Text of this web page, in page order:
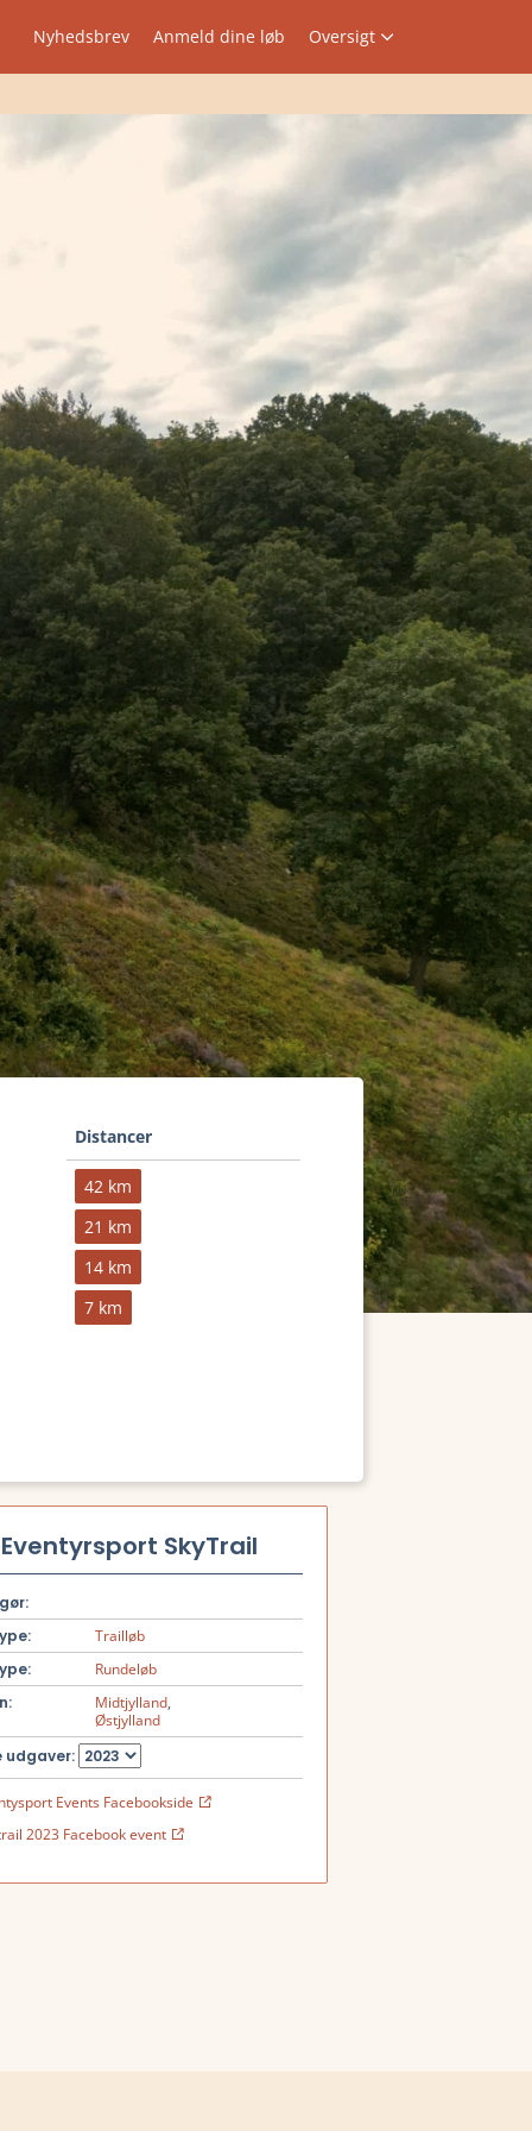
Nyhedsbrev Anmeld dine løb Oversigt
Distancer
42 km
21 km
14 km
7 km
Eventyrsport SkyTrail
Trailløb
Rundeløb
Midtjylland,
Østjylland
udgaver:
Events Facebookside
2023 Facebook event